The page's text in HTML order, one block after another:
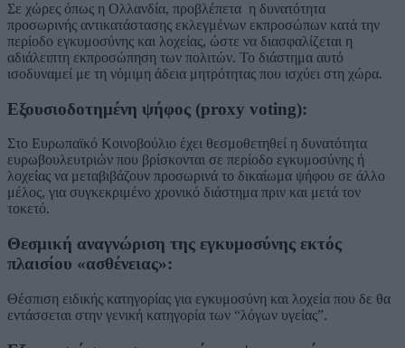
Σε χώρες όπως η Ολλανδία, προβλέπετα η δυνατότητα
προσωρινής αντικατάστασης εκλεγμένων εκπροσώπων κατά την
περίοδο εγκυμοσύνης και λοχείας, ώστε να διασφαλίζεται η
αδιάλειπτη εκπροσώπηση των πολιτών. Το διάστημα αυτό
ισοδυναμεί με τη νόμιμη άδεια μητρότητας που ισχύει στη χώρα.
Εξουσιοδοτημένη ψήφος (proxy voting):
Στο Ευρωπαϊκό Κοινοβούλιο έχει θεσμοθετηθεί η δυνατότητα
ευρωβουλευτριών που βρίσκονται σε περίοδο εγκυμοσύνης ή
λοχείας να μεταβιβάζουν προσωρινά το δικαίωμα ψήφου σε άλλο
μέλος, για συγκεκριμένο χρονικό διάστημα πριν και μετά τον
τοκετό.
Θεσμική αναγνώριση της εγκυμοσύνης εκτός
πλαισίου «ασθένειας»:
Θέσπιση ειδικής κατηγορίας για εγκυμοσύνη και λοχεία που δε θα
εντάσσεται στην γενική κατηγορία των “λόγων υγείας”.